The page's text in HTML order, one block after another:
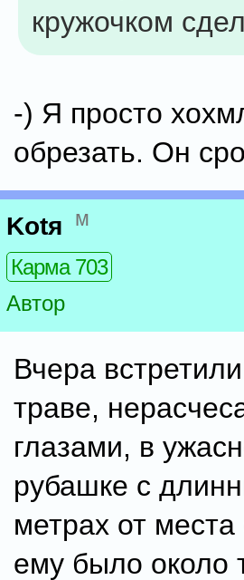
кружочком
-) Я просто
обрезать. Он
Kotя м
Карма 703
Автор
Вчера
траве,
глазами, в
рубашке с
метрах от
ему было около